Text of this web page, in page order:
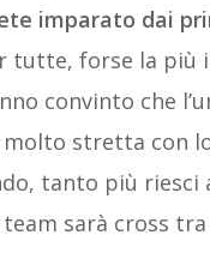
imparato dai
tutte, forse la più
convinto che
stretta con
tanto più riesci
sarà cross tra